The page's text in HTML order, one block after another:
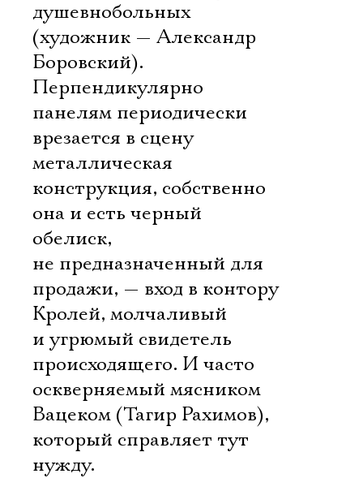
душевнобольных
(художник — Александр
Боровский).
Перпендикулярно
панелям периодически
врезается в сцену
металлическая
конструкция, собственно
она и есть черный
обелиск,
не предназначенный для
продажи, — вход в контору
Кролей, молчаливый
и угрюмый свидетель
происходящего. И часто
оскверняемый мясником
Вацеком (Тагир Рахимов),
который справляет тут
нужду.